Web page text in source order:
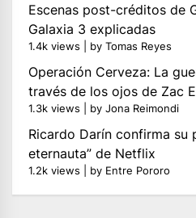
Escenas post-créditos de
Galaxia 3 explicadas
1.4k views by Tomas Reyes
Operación Cerveza: La
través de los ojos de Zac
1.3k views by Jona Reimondi
Ricardo Darín confirma su
eternauta” de Netflix
1.2k views by Entre Pororo